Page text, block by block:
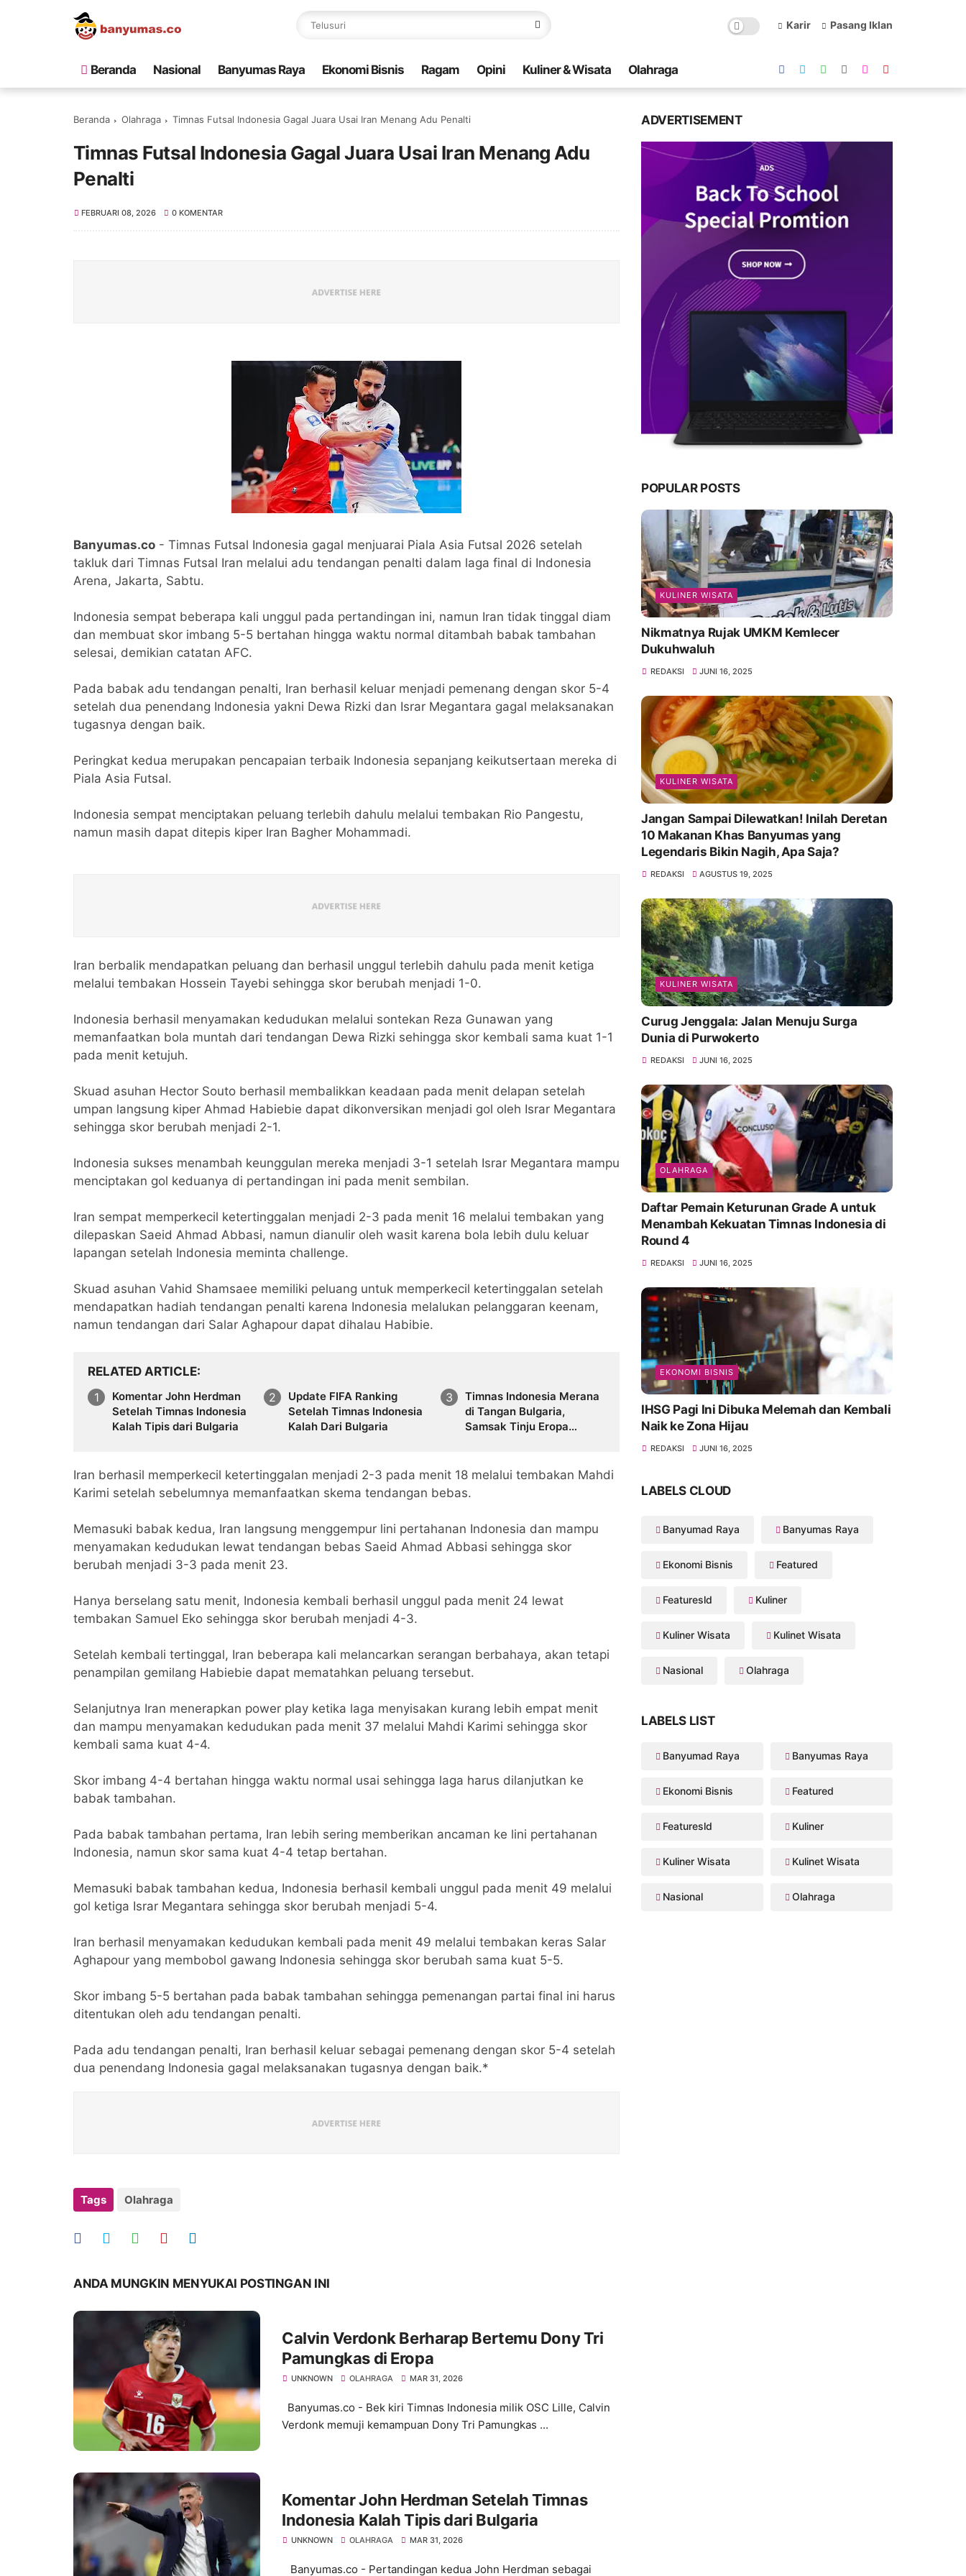
Karir Pasang Iklan
Beranda Nasional Banyumas Raya Ekonomi Bisnis Ragam Opini Kuliner & Wisata Olahraga
Beranda Olahraga Timnas Futsal Indonesia Gagal Juara Usai Iran Menang Adu Penalti
Timnas Futsal Indonesia Gagal Juara Usai Iran Menang Adu
Penalti
FEBRUARI 08, 2026 0 KOMENTAR
Banyumas.co - Timnas Futsal Indonesia gagal menjuarai Piala Asia Futsal 2026 setelah
takluk dari Timnas Futsal Iran melalui adu tendangan penalti dalam laga final di Indonesia
Arena, Jakarta, Sabtu.
Indonesia sempat beberapa kali unggul pada pertandingan ini, namun Iran tidak tinggal diam
dan membuat skor imbang 5-5 bertahan hingga waktu normal ditambah babak tambahan
selesai, demikian catatan AFC.
Pada babak adu tendangan penalti, Iran berhasil keluar menjadi pemenang dengan skor 5-4
setelah dua penendang Indonesia yakni Dewa Rizki dan Israr Megantara gagal melaksanakan
tugasnya dengan baik.
Peringkat kedua merupakan pencapaian terbaik Indonesia sepanjang keikutsertaan mereka di
Piala Asia Futsal.
Indonesia sempat menciptakan peluang terlebih dahulu melalui tembakan Rio Pangestu,
namun masih dapat ditepis kiper Iran Bagher Mohammadi.
Iran berbalik mendapatkan peluang dan berhasil unggul terlebih dahulu pada menit ketiga
melalui tembakan Hossein Tayebi sehingga skor berubah menjadi 1-0.
Indonesia berhasil menyamakan kedudukan melalui sontekan Reza Gunawan yang
memanfaatkan bola muntah dari tendangan Dewa Rizki sehingga skor kembali sama kuat 1-1
pada menit ketujuh.
Skuad asuhan Hector Souto berhasil membalikkan keadaan pada menit delapan setelah
umpan langsung kiper Ahmad Habiebie dapat dikonversikan menjadi gol oleh Israr Megantara
sehingga skor berubah menjadi 2-1.
Indonesia sukses menambah keunggulan mereka menjadi 3-1 setelah Israr Megantara mampu
menciptakan gol keduanya di pertandingan ini pada menit sembilan.
Iran sempat memperkecil ketertinggalan menjadi 2-3 pada menit 16 melalui tembakan yang
dilepaskan Saeid Ahmad Abbasi, namun dianulir oleh wasit karena bola lebih dulu keluar
lapangan setelah Indonesia meminta challenge.
Skuad asuhan Vahid Shamsaee memiliki peluang untuk memperkecil ketertinggalan setelah
mendapatkan hadiah tendangan penalti karena Indonesia melalukan pelanggaran keenam,
namun tendangan dari Salar Aghapour dapat dihalau Habibie.
RELATED ARTICLE
Komentar John Herdman
Setelah Timnas Indonesia
Kalah Tipis dari Bulgaria
Update FIFA Ranking
Setelah Timnas Indonesia
Kalah Dari Bulgaria
Timnas Indonesia Merana
di Tangan Bulgaria,
Samsak Tinju Eropa
Iran berhasil memperkecil ketertinggalan menjadi 2-3 pada menit 18 melalui tembakan Mahdi
Karimi setelah sebelumnya memanfaatkan skema tendangan bebas.
Memasuki babak kedua, Iran langsung menggempur lini pertahanan Indonesia dan mampu
menyamakan kedudukan lewat tendangan bebas Saeid Ahmad Abbasi sehingga skor
berubah menjadi 3-3 pada menit 23.
Hanya berselang satu menit, Indonesia kembali berhasil unggul pada menit 24 lewat
tembakan Samuel Eko sehingga skor berubah menjadi 4-3.
Setelah kembali tertinggal, Iran beberapa kali melancarkan serangan berbahaya, akan tetapi
penampilan gemilang Habiebie dapat mematahkan peluang tersebut.
Selanjutnya Iran menerapkan power play ketika laga menyisakan kurang lebih empat menit
dan mampu menyamakan kedudukan pada menit 37 melalui Mahdi Karimi sehingga skor
kembali sama kuat 4-4.
Skor imbang 4-4 bertahan hingga waktu normal usai sehingga laga harus dilanjutkan ke
babak tambahan.
Pada babak tambahan pertama, Iran lebih sering memberikan ancaman ke lini pertahanan
Indonesia, namun skor sama kuat 4-4 tetap bertahan.
Memasuki babak tambahan kedua, Indonesia berhasil kembali unggul pada menit 49 melalui
gol ketiga Israr Megantara sehingga skor berubah menjadi 5-4.
Iran berhasil menyamakan kedudukan kembali pada menit 49 melalui tembakan keras Salar
Aghapour yang membobol gawang Indonesia sehingga skor berubah sama kuat 5-5.
Skor imbang 5-5 bertahan pada babak tambahan sehingga pemenangan partai final ini harus
ditentukan oleh adu tendangan penalti.
Pada adu tendangan penalti, Iran berhasil keluar sebagai pemenang dengan skor 5-4 setelah
dua penendang Indonesia gagal melaksanakan tugasnya dengan baik.*
Tags Olahraga
ANDA MUNGKIN MENYUKAI POSTINGAN INI
Calvin Verdonk Berharap Bertemu Dony Tri
Pamungkas di Eropa
UNKNOWN OLAHRAGA MAR 31, 2026
Banyumas.co - Bek kiri Timnas Indonesia milik OSC Lille, Calvin
Verdonk memuji kemampuan Dony Tri Pamungkas ...
Komentar John Herdman Setelah Timnas
Indonesia Kalah Tipis dari Bulgaria
UNKNOWN OLAHRAGA MAR 31, 2026
Banyumas.co - Pertandingan kedua John Herdman sebagai
ADVERTISEMENT
POPULAR POSTS
KULINER WISATA
Nikmatnya Rujak UMKM Kemlecer
Dukuhwaluh
REDAKSI JUNI 16, 2025
KULINER WISATA
Jangan Sampai Dilewatkan! Inilah Deretan
10 Makanan Khas Banyumas yang
Legendaris Bikin Nagih, Apa Saja?
REDAKSI AGUSTUS 19, 2025
KULINER WISATA
Curug Jenggala: Jalan Menuju Surga
Dunia di Purwokerto
REDAKSI JUNI 16, 2025
OLAHRAGA
Daftar Pemain Keturunan Grade A untuk
Menambah Kekuatan Timnas Indonesia di
Round 4
REDAKSI JUNI 16, 2025
EKONOMI BISNIS
IHSG Pagi Ini Dibuka Melemah dan Kembali
Naik ke Zona Hijau
REDAKSI JUNI 16, 2025
LABELS CLOUD
Banyumad Raya Banyumas Raya
Ekonomi Bisnis Featured
Featuresld Kuliner
Kuliner Wisata Kulinet Wisata
Nasional Olahraga
LABELS LIST
Banyumad Raya Banyumas Raya
Ekonomi Bisnis Featured
Featuresld Kuliner
Kuliner Wisata Kulinet Wisata
Nasional Olahraga